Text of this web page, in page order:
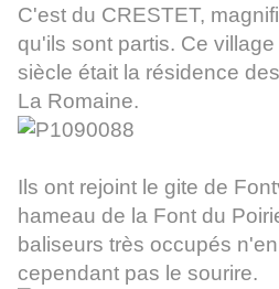
C'est du CRESTET,
qu'ils sont partis. Ce
siècle était la résidence
La Romaine.
Ils ont rejoint le gite de
hameau de la Font du
baliseurs très occupés
cependant pas le sourire.